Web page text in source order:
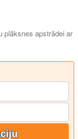
plāksnes apstrādei ar